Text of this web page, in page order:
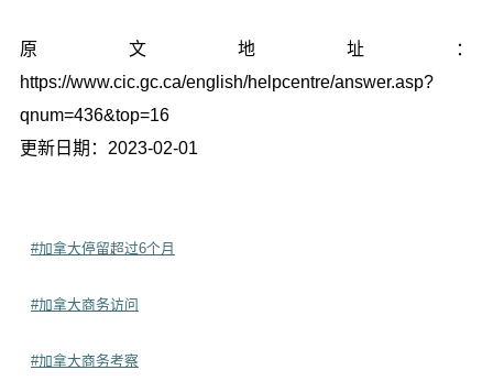
原文地址：
https://www.cic.gc.ca/english/helpcentre/answer.asp?
qnum=436&top=16
更新日期：2023-02-01
#加拿大停留超过6个月
#加拿大商务访问
#加拿大商务考察